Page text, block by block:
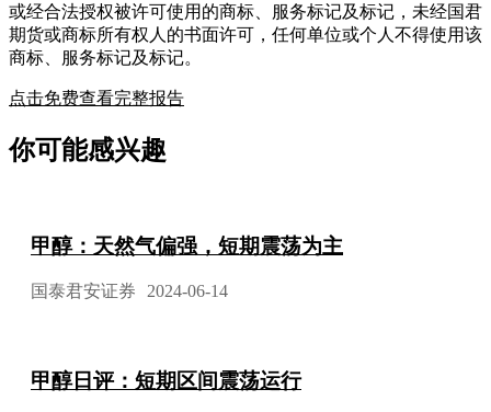
或经合法授权被许可使用的商标、服务标记及标记，未经国君
期货或商标所有权人的书面许可，任何单位或个人不得使用该
商标、服务标记及标记。
点击免费查看完整报告
你可能感兴趣
甲醇：天然气偏强，短期震荡为主
国泰君安证券 2024-06-14
甲醇日评：短期区间震荡运行